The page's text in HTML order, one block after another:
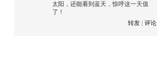
太阳，还能看到蓝天，惊呼这一天值
了！
转发
评论